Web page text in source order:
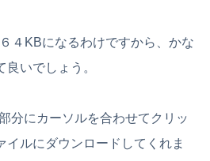
４KBになるわけですから、かな
いでしょう。
分にカーソルを合わせてクリッ
イルにダウンロードしてくれま